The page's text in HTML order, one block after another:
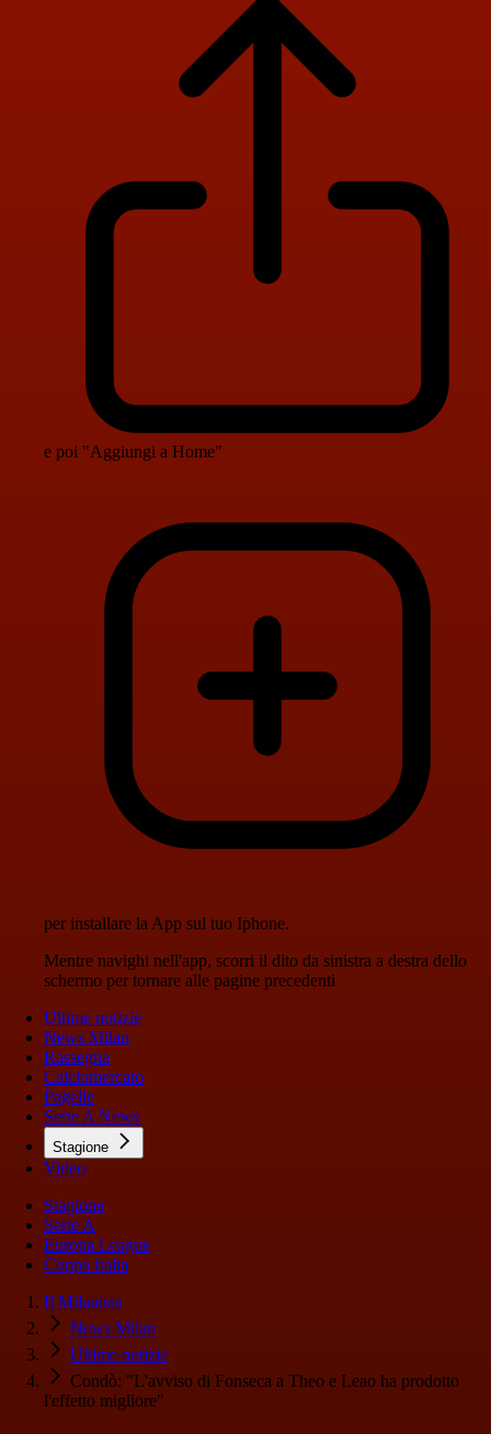
e poi "Aggiungi a Home"
per installare la App sul tuo Iphone.
Mentre navighi nell'app, scorri il dito da sinistra a destra dello
schermo per tornare alle pagine precedenti
Ultime notizie
News Milan
Rassegna
Calciomercato
Pagelle
Serie A News
Stagione
Video
Stagione
Serie A
Europa League
Coppa Italia
Il Milanista
News Milan
Ultime notizie
Condò: "L'avviso di Fonseca a Theo e Leao ha prodotto
l'effetto migliore"